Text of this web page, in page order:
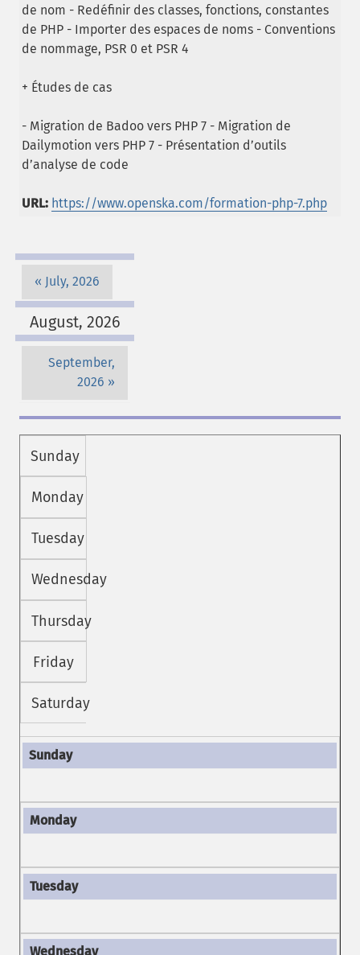
de nom - Redéfinir des classes, fonctions, constantes
de PHP - Importer des espaces de noms - Conventions
de nommage, PSR 0 et PSR 4
+ Études de cas
- Migration de Badoo vers PHP 7 - Migration de
Dailymotion vers PHP 7 - Présentation d’outils
d’analyse de code
URL: https://www.openska.com/formation-php-7.php
July, 2026
August, 2026
September,
2026
Sunday
Monday
Tuesday
Wednesday
Thursday
Friday
Saturday